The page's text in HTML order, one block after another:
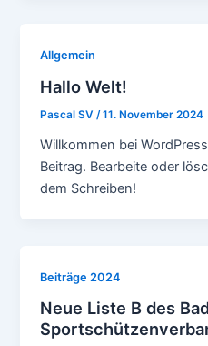
Allgemein
Hallo Welt!
Pascal SV/11. November 2024
Willkommen bei
Beitrag. Bearbeite oder
dem Schreiben!
Beiträge 2024
Neue Liste B des